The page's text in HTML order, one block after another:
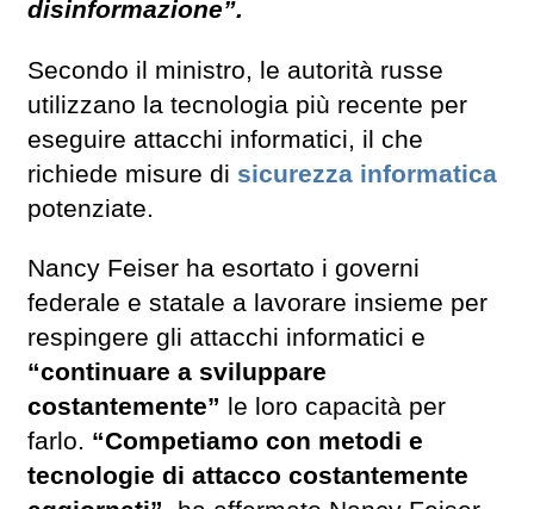
disinformazione”.
Secondo il ministro, le autorità russe
utilizzano la tecnologia più recente per
eseguire attacchi informatici, il che
richiede misure di sicurezza informatica
potenziate.
Nancy Feiser ha esortato i governi
federale e statale a lavorare insieme per
respingere gli attacchi informatici e
“continuare a sviluppare
costantemente” le loro capacità per
farlo. “Competiamo con metodi e
tecnologie di attacco costantemente